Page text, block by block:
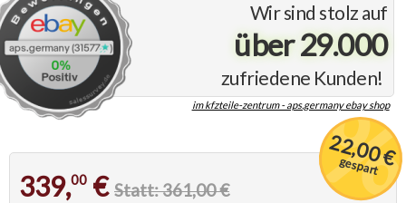
Wir sind stolz auf
über 29.000
zufriedene Kunden!
im kfzteile-zentrum - aps.germany ebay shop
22,00 €
gespart
339,00 € Statt: 361,00 €